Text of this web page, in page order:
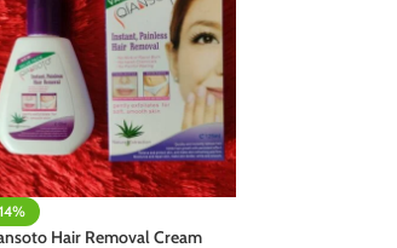
Hair Removal Cream